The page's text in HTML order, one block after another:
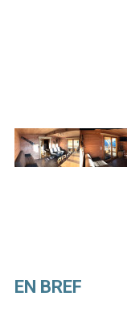
EN BREF